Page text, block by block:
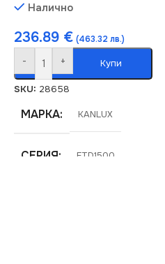
Налично
236.89 € (463.32 лв.)
- + Купи
SKU: 28658
МАРКА KANLUX
СЕРИЯ FTD1500